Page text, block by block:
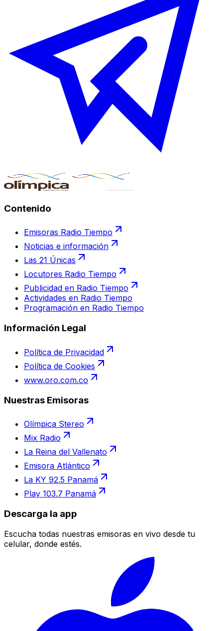
Contenido
Emisoras Radio Tiempo
Noticias e información
Las 21 Únicas
Locutores Radio Tiempo
Publicidad en Radio Tiempo
Actividades en Radio Tiempo
Programación en Radio Tiempo
Información Legal
Política de Privacidad
Política de Cookies
www.oro.com.co
Nuestras Emisoras
Olímpica Stereo
Mix Radio
La Reina del Vallenato
Emisora Atlántico
La KY 92.5 Panamá
Play 103.7 Panamá
Descarga la app
Escucha todas nuestras emisoras en vivo desde tu
celular, donde estés.